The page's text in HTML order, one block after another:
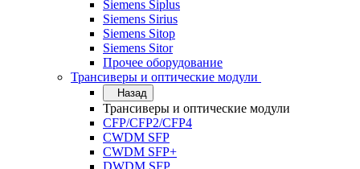
Siemens Siplus
Siemens Sirius
Siemens Sitop
Siemens Sitor
Прочее оборудование
Трансиверы и оптические модули
Назад
Трансиверы и оптические модули
CFP/CFP2/CFP4
CWDM SFP
CWDM SFP+
DWDM SFP